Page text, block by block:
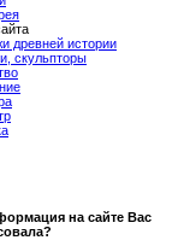
древней истории
скульпторы
на сайте Вас